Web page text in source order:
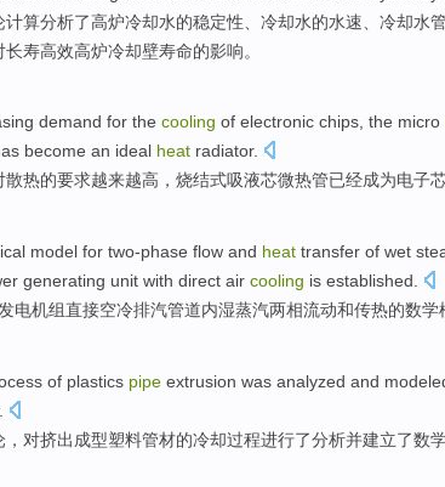
计算分析了高炉冷却水的稳定性 、冷却水的水速 冷却水管
长寿高效高炉冷却壁寿命的影响。
demand for the cooling of electronic chips, the micro
become an ideal heat radiator.
散热的要求越来越高， 烧结式吸液芯微热管已经成为电子
model for two-phase flow and heat transfer of wet
generating unit with direct air cooling is established
发电机组直接空冷排汽管道内湿蒸汽两相流动和传热的数学
of plastics pipe extrusion was analyzed and
对挤出成型塑料管材的冷却过程进行了分析并建立了数